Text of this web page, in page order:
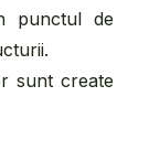
punctul de
sunt create